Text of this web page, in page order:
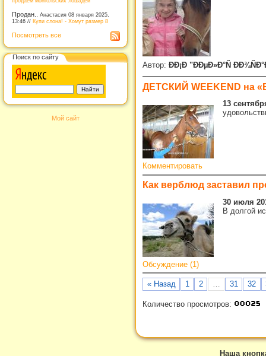
Продан.. Анастасия 08 января 2025,
13:46 // Купи слона! - Хомут размер 8
Посмотреть все
Поиск по сайту
Мой сайт
Автор: ÐÐ¡Ð "ÐÐµÐ»Ð°Ñ
ДЕТСКИЙ WEEKEND на
13
Комментировать
Как верблюд заставил
30 июля
В долгой
Обсуждение (1)
« Назад 1 2 … 31 32
Количество просмотров:
Наша